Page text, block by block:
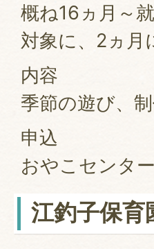
概ね16ヵ月～
対象に、2ヵ月
内容
季節の遊び、
申込
おやこセンタ
江釣子保育